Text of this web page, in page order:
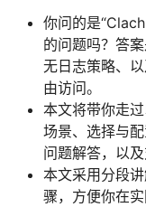
你问的是
的问题吗？答
无日志策略、
由访问。
本文将带你走
场景、选择与
问题解答，以及
本文采用分段
骤，方便你在实